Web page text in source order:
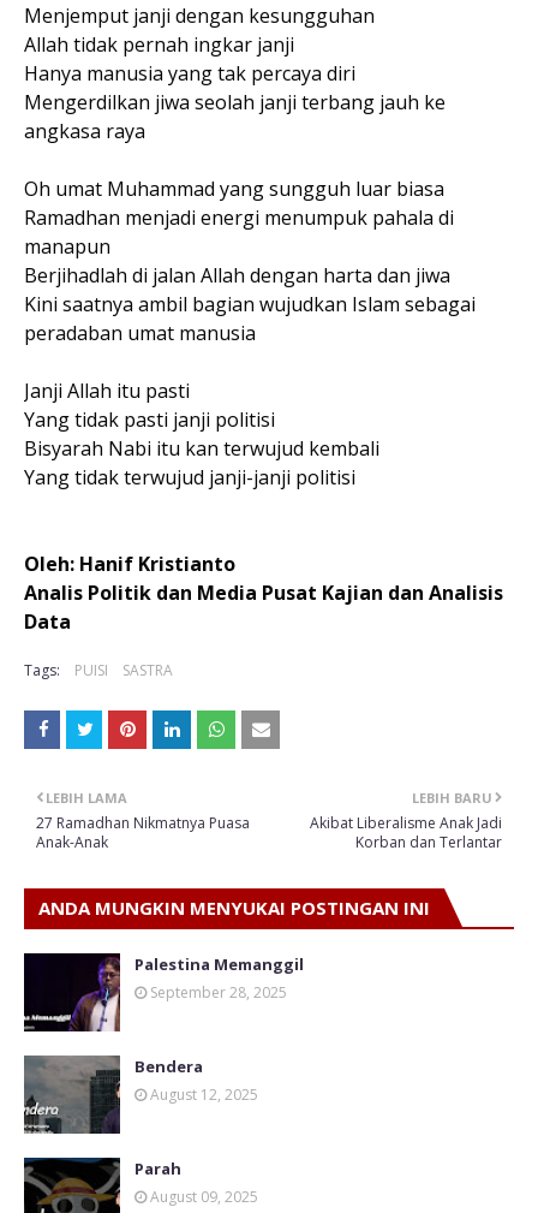
Menjemput janji dengan kesungguhan
Allah tidak pernah ingkar janji
Hanya manusia yang tak percaya diri
Mengerdilkan jiwa seolah janji terbang jauh ke
angkasa raya
Oh umat Muhammad yang sungguh luar biasa
Ramadhan menjadi energi menumpuk pahala di
manapun
Berjihadlah di jalan Allah dengan harta dan jiwa
Kini saatnya ambil bagian wujudkan Islam sebagai
peradaban umat manusia
Janji Allah itu pasti
Yang tidak pasti janji politisi
Bisyarah Nabi itu kan terwujud kembali
Yang tidak terwujud janji-janji politisi
Oleh: Hanif Kristianto
Analis Politik dan Media Pusat Kajian dan Analisis
Data
Tags: PUISI SASTRA
LEBIH BARU
Akibat Liberalisme Anak Jadi
Korban dan Terlantar
LEBIH LAMA
27 Ramadhan Nikmatnya Puasa
Anak-Anak
ANDA MUNGKIN MENYUKAI POSTINGAN INI
Palestina Memanggil
September 28, 2025
Bendera
August 12, 2025
Parah
August 09, 2025